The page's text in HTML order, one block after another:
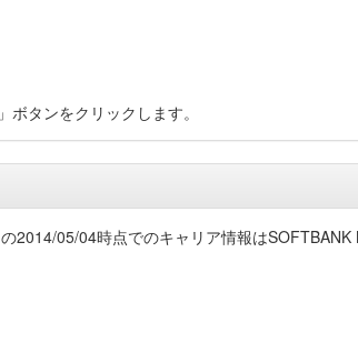
タンをクリックします。
05/04時点でのキャリア情報は